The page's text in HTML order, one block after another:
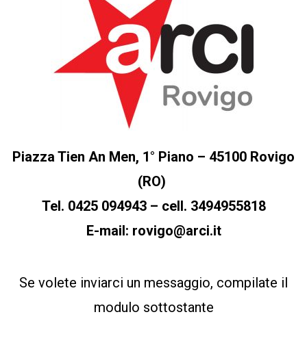
Piazza Tien An Men, 1° Piano – 45100 Rovigo
(RO)
Tel. 0425 094943 – cell. 3494955818
E-mail: rovigo@arci.it
Se volete inviarci un messaggio, compilate il
modulo sottostante